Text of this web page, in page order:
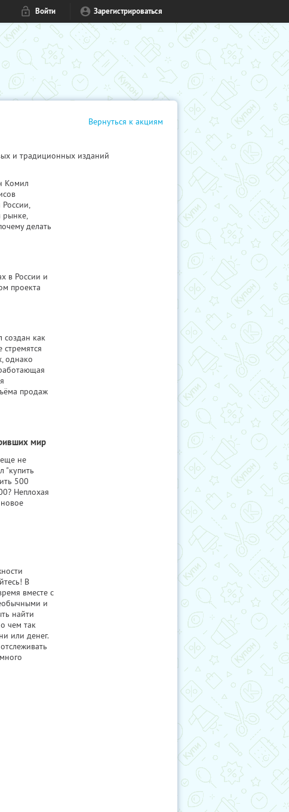
Войти Зарегистрироваться
Вернуться к акциям
и традиционных изданий
Комил
рынке,
делать
в России и
проекта
как
стремятся
однако
продаж
мир
не
"купить
500
Неплохая
В
вместе с
и
найти
чем так
или денег.